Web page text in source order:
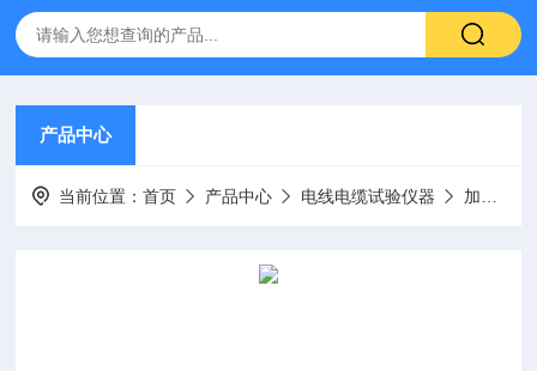
产品中心
当前位置：首页 产品中心 电线电缆试验仪器 加热变形试验装置